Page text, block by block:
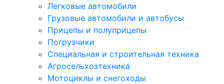
Легковые автомобили
Грузовые автомобили и автобусы
Прицепы и полуприцепы
Погрузчики
Специальная и строительная техника
Агросельхозтехника
Мотоциклы и снегоходы